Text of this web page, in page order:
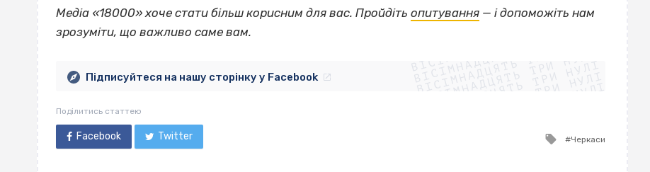
Медіа «18000» хоче стати більш корисним для вас. Пройдіть опитування — і допоможіть нам
зрозуміти, що важливо саме вам.
ВІСІМНАДЦЯТЬ ТРИ НУЛІ
ВІСІМНАДЦЯТЬ ТРИ НУЛІ
ВІСІМНАДЦЯТЬ ТРИ НУЛІ
ВІСІМНАДЦЯТЬ ТРИ НУЛІ
ВІСІМНАДЦЯТЬ ТРИ НУЛІ
ВІСІМНАДЦЯТЬ ТРИ НУЛІ
ВІСІМНАДЦЯТЬ ТРИ НУЛІ
ВІСІМНАДЦЯТЬ ТРИ НУЛІ
Підписуйтеся на нашу сторінку у Facebook
Поділитись статтею
Facebook Twitter
Tagged
Черкаси